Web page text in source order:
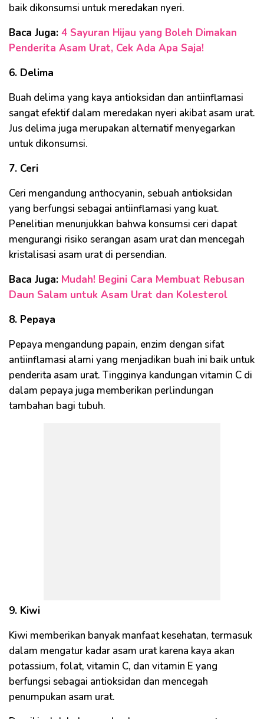
baik dikonsumsi untuk meredakan nyeri.
Baca Juga: 4 Sayuran Hijau yang Boleh Dimakan
Penderita Asam Urat, Cek Ada Apa Saja!
6. Delima
Buah delima yang kaya antioksidan dan antiinflamasi
sangat efektif dalam meredakan nyeri akibat asam urat.
Jus delima juga merupakan alternatif menyegarkan
untuk dikonsumsi.
7. Ceri
Ceri mengandung anthocyanin, sebuah antioksidan
yang berfungsi sebagai antiinflamasi yang kuat.
Penelitian menunjukkan bahwa konsumsi ceri dapat
mengurangi risiko serangan asam urat dan mencegah
kristalisasi asam urat di persendian.
Baca Juga: Mudah! Begini Cara Membuat Rebusan
Daun Salam untuk Asam Urat dan Kolesterol
8. Pepaya
Pepaya mengandung papain, enzim dengan sifat
antiinflamasi alami yang menjadikan buah ini baik untuk
penderita asam urat. Tingginya kandungan vitamin C di
dalam pepaya juga memberikan perlindungan
tambahan bagi tubuh.
9. Kiwi
Kiwi memberikan banyak manfaat kesehatan, termasuk
dalam mengatur kadar asam urat karena kaya akan
potassium, folat, vitamin C, dan vitamin E yang
berfungsi sebagai antioksidan dan mencegah
penumpukan asam urat.